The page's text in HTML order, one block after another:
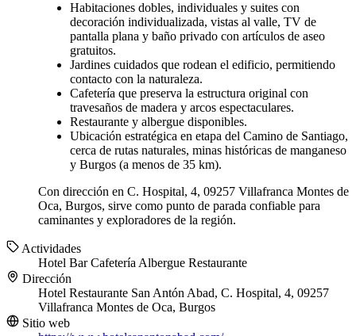
Habitaciones dobles, individuales y suites con
decoración individualizada, vistas al valle, TV de
pantalla plana y baño privado con artículos de aseo
gratuitos.
Jardines cuidados que rodean el edificio, permitiendo
contacto con la naturaleza.
Cafetería que preserva la estructura original con
travesaños de madera y arcos espectaculares.
Restaurante y albergue disponibles.
Ubicación estratégica en etapa del Camino de Santiago,
cerca de rutas naturales, minas históricas de manganeso
y Burgos (a menos de 35 km).
Con dirección en C. Hospital, 4, 09257 Villafranca Montes de
Oca, Burgos, sirve como punto de parada confiable para
caminantes y exploradores de la región.
Actividades
Hotel BarCafetería Albergue Restaurante
Dirección
Hotel Restaurante San Antón Abad, C. Hospital, 4, 09257
Villafranca Montes de Oca, Burgos
Sitio web